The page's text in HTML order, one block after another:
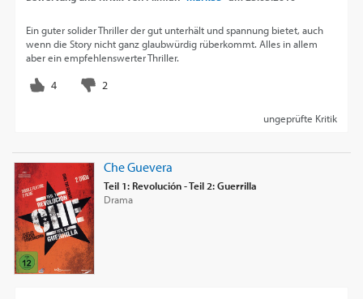
Ein guter solider Thriller der gut unterhält und spannung bietet, auch
wenn die Story nicht ganz glaubwürdig rüberkommt. Alles in allem
aber ein empfehlenswerter Thriller.
ungeprüfte Kritik
Che Guevera
Teil 1: Revolución - Teil 2: Guerrilla
Drama